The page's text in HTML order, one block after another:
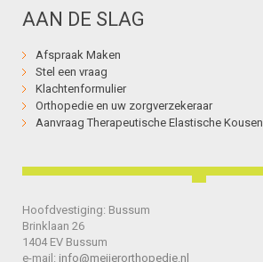
AAN DE SLAG
Afspraak Maken
Stel een vraag
Klachtenformulier
Orthopedie en uw zorgverzekeraar
Aanvraag Therapeutische Elastische Kousen
Hoofdvestiging: Bussum
Brinklaan 26
1404 EV Bussum
e-mail: info@meijerorthopedie.nl